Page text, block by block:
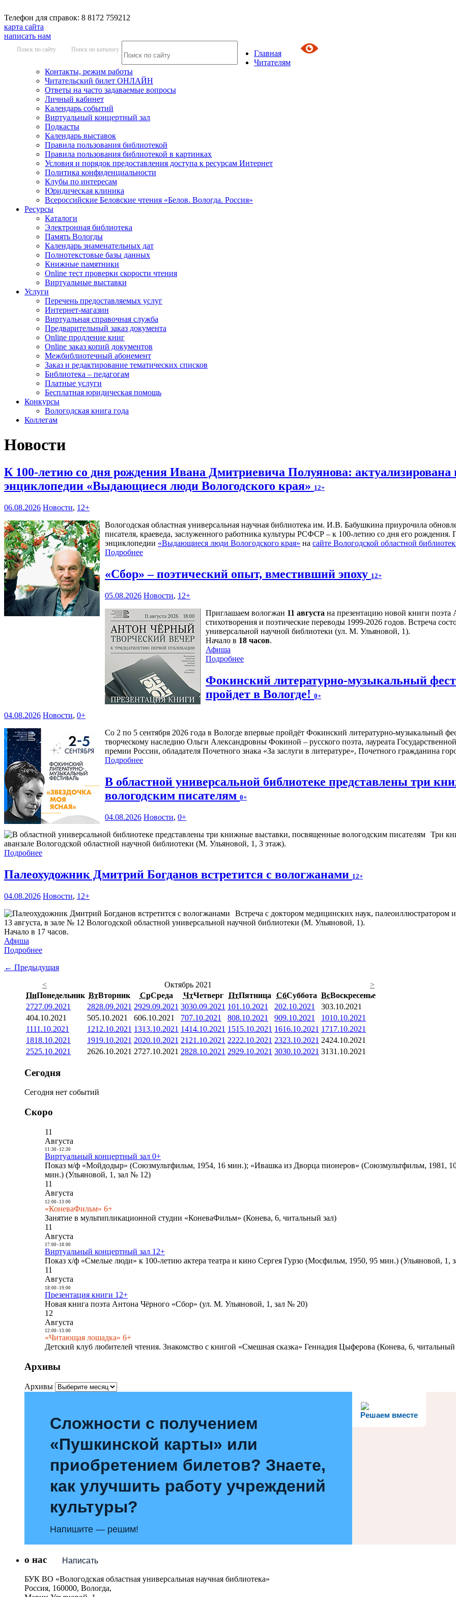
Телефон для справок: 8 8172 759212
карта сайта
написать нам
Поиск по сайту Поиск по каталогу
Главная
Читателям
Контакты, режим работы
Читательский билет ОНЛАЙН
Ответы на часто задаваемые вопросы
Личный кабинет
Календарь событий
Виртуальный концертный зал
Подкасты
Календарь выставок
Правила пользования библиотекой
Правила пользования библиотекой в картинках
Условия и порядок предоставления доступа к ресурсам Интернет
Политика конфиденциальности
Клубы по интересам
Юридическая клиника
Всероссийские Беловские чтения «Белов. Вологда. Россия»
Ресурсы
Каталоги
Электронная библиотека
Память Вологды
Календарь знаменательных дат
Полнотекстовые базы данных
Книжные памятники
Online тест проверки скорости чтения
Виртуальные выставки
Услуги
Перечень предоставляемых услуг
Интернет-магазин
Виртуальная справочная служба
Предварительный заказ документа
Online продление книг
Online заказ копий документов
Межбиблиотечный абонемент
Заказ и редактирование тематических списков
Библиотека – педагогам
Платные услуги
Бесплатная юридическая помощь
Конкурсы
Вологодская книга года
Коллегам
Новости
К 100-летию со дня рождения Ивана Дмитриевича Полуянова: актуализирована
энциклопедии «Выдающиеся люди Вологодского края» 12+
06.08.2026 Новости, 12+
Вологодская областная универсальная научная библиотека им. И.В. Бабушкина приурочила
писателя, краеведа, заслуженного работника культуры РСФСР – к 100‑летию со дня его рождения.
энциклопедии «Выдающиеся люди Вологодского края» на сайте Вологодской областной
Подробнее
«Сбор» – поэтический опыт, вместивший эпоху 12+
05.08.2026 Новости, 12+
Приглашаем вологжан 11 августа на презентацию новой книги
стихотворения и поэтические переводы 1999-2026 годов. Встреча
универсальной научной библиотеки (ул. М. Ульяновой, 1).
Начало в 18 часов.
Афиша
Подробнее
Фокинский литературно-музыкальный
пройдет в Вологде! 0+
04.08.2026 Новости, 0+
Со 2 по 5 сентября 2026 года в Вологде впервые пройдёт Фокинский литературно-музыкальный
творческому наследию Ольги Александровны Фокиной – русского поэта, лауреата
премии России, обладателя Почетного знака «За заслуги в литературе», Почетного гражданина
Подробнее
В областной универсальной библиотеке представлены три
вологодским писателям 0+
04.08.2026 Новости, 0+
Три
аванзале Вологодской областной научной библиотеки (М. Ульяновой, 1, 3 этаж).
Подробнее
Палеохудожник Дмитрий Богданов встретится с вологжанами 12+
04.08.2026 Новости, 12+
Встреча с доктором медицинских наук, палеоиллюстратором
13 августа, в зале № 12 Вологодской областной универсальной научной библиотеки (М. Ульяновой, 1).
Начало в 17 часов.
Афиша
Подробнее
← Предыдущая
<
Октябрь 2021
>
ПнПонедельник ВтВторник СрСреда ЧтЧетверг ПтПятница СбСуббота ВсВоскресенье
2727.09.2021 2828.09.2021 2929.09.2021 3030.09.2021 101.10.2021 202.10.2021 303.10.2021
404.10.2021 505.10.2021 606.10.2021 707.10.2021 808.10.2021 909.10.2021 1010.10.2021
1111.10.2021 1212.10.2021 1313.10.2021 1414.10.2021 1515.10.2021 1616.10.2021 1717.10.2021
1818.10.2021 1919.10.2021 2020.10.2021 21 21.10.2021 2222.10.2021 2323.10.2021 2424.10.2021
2525.10.2021 2626.10.2021 2727.10.2021 2828.10.2021 2929.10.2021 3030.10.2021 3131.10.2021
Сегодня
Сегодня нет событий
Скоро
11
Августа
11:30- 12:30
Виртуальный концертный зал 0+
Показ м/ф «Мойдодыр» (Союзмультфильм, 1954, 16 мин.); «Ивашка из Дворца пионеров» (Союзмультфильм, 1981,
мин.) (Ульяновой, 1, зал № 12)
11
Августа
12:00- 13:00
«КоневаФильм» 6+
Занятие в мультипликационной студии «КоневаФильм» (Конева, 6, читальный зал)
11
Августа
17:00- 18:00
Виртуальный концертный зал 12+
Показ х/ф «Смелые люди» к 100-летию актера театра и кино Сергея Гурзо (Мосфильм, 1950, 95 мин.) (Ульяновой, 1,
11
Августа
18:00- 19:00
Презентация книги 12+
Новая книга поэта Антона Чёрного «Сбор» (ул. М. Ульяновой, 1, зал № 20)
12
Августа
12:00- 13:00
«Читающая лошадка» 6+
Детский клуб любителей чтения. Знакомство с книгой «Смешная сказка» Геннадия Цыферова (Конева, 6, читальный
Архивы
Архивы
Решаем вместе
Сложности с получением
«Пушкинской карты» или
приобретением билетов? Знаете,
как улучшить работу учреждений
культуры?
Напишите — решим!
Написать
о нас
БУК ВО «Вологодская областная универсальная научная библиотека»
Россия, 160000, Вологда,